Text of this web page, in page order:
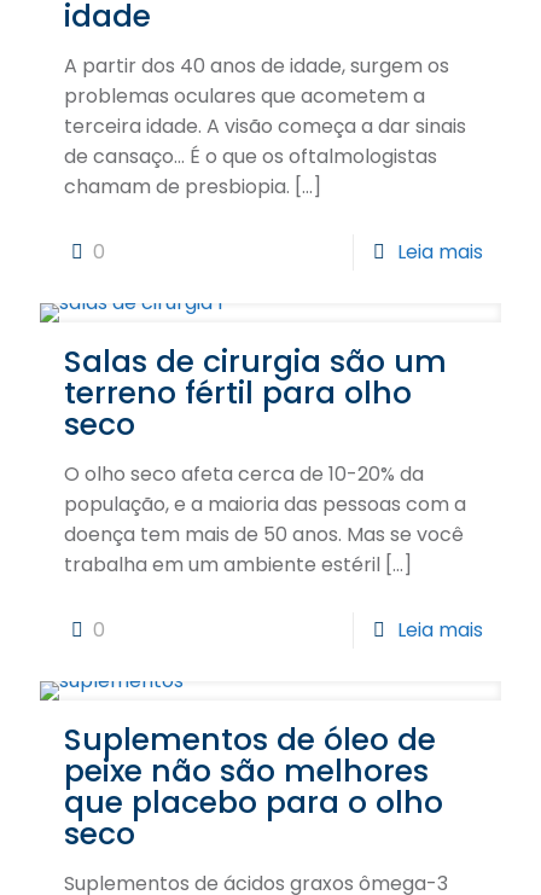
idade
A partir dos 40 anos de idade, surgem os
problemas oculares que acometem a
terceira idade. A visão começa a dar sinais
de cansaço… É o que os oftalmologistas
chamam de presbiopia. […]
0 Leia mais
Salas de cirurgia são um
terreno fértil para olho
seco
O olho seco afeta cerca de 10-20% da
população, e a maioria das pessoas com a
doença tem mais de 50 anos. Mas se você
trabalha em um ambiente estéril […]
0 Leia mais
Suplementos de óleo de
peixe não são melhores
que placebo para o olho
seco
Suplementos de ácidos graxos ômega-3